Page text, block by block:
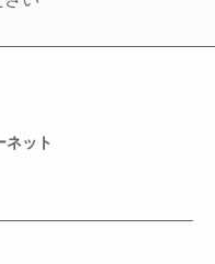
ット